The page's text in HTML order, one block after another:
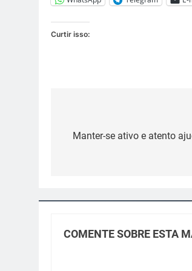
Curtir isso:
deManter-se ativo e atento
COMENTE SOBRE ESTA